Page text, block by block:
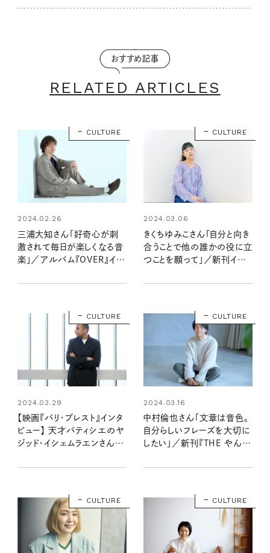
おすすめ記事
RELATED ARTICLES
CULTURE
2024.02.26
三浦大知さん「好奇心が刺
激されて毎日が楽しくなる音
楽」／アルバム『OVER』イン
CULTURE
2024.03.06
きくちゆみこさん「自分と向き
合うことで他の誰かの役に立
つことを願って」／新刊インタ
CULTURE
2024.03.29
【映画『パリ・ブレスト』インタ
ビュー】 天才パティシエのヤ
ジッド・イシェムラエンさんが
方法
CULTURE
2024.03.16
中村倫也さん「文章は音色。
自分らしいフレーズを大切に
したい」／新刊『THE やんご
CULTURE CULTURE